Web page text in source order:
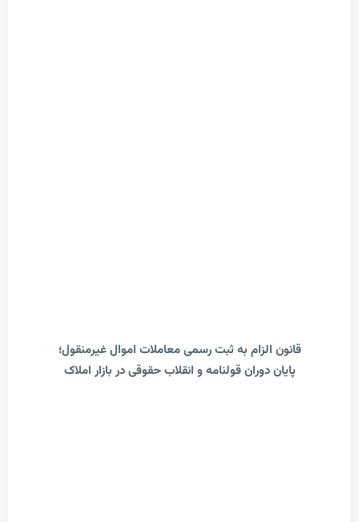
الزام به ثبت رسمی معاملات اموال غیرمنقول؛
پایان دوران قولنامه و انقلاب حقوقی در بازار املاک